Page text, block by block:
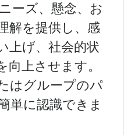
ーズ、懸念、お
解を提供し、感
上げ、社会的状
上させます。
はグループのパ
単に認識できま